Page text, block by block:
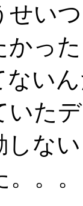
せい
かっ
い
いた
しな
。。